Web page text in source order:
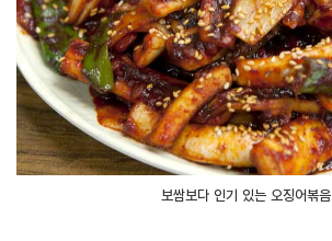
보쌈보다 인기 있는 오징어볶음